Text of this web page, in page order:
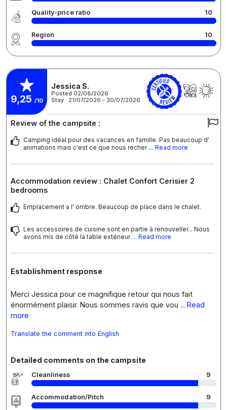
Quality-price ratio 10
Region 10
9,25 /10
Jessica S.
Posted 02/08/2026
Stay : 21/07/2026 - 30/07/2026
Review of the campsite :
Camping idéal pour des vacances en famille. Pas beaucoup d'
animations mais c'est ce que nous recher ... Read more
Accommodation review : Chalet Confort Cerisier 2
bedrooms
Emplacement a l' ombre. Beaucoup de place dans le chalet.
Les accessoires de cuisine sont en partie à renouveller... Nous
avons mis de côté la table extérieur ... Read more
Establishment response
Merci Jessica pour ce magnifique retour qui nous fait
énormément plaisir. Nous sommes ravis que vou ... Read
more
Translate the comment into English
Detailed comments on the campsite
Cleanliness 9
Accommodation/Pitch 9